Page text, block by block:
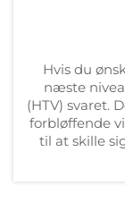
Hvis du
næste
(HTV) svaret.
forbløffende
til at skille